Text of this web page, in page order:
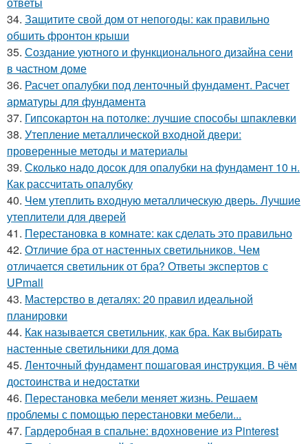
34. Защитите свой дом от непогоды: как правильно
обшить фронтон крыши
35. Создание уютного и функционального дизайна сени
в частном доме
36. Расчет опалубки под ленточный фундамент. Расчет
арматуры для фундамента
37. Гипсокартон на потолке: лучшие способы шпаклевки
38. Утепление металлической входной двери:
проверенные методы и материалы
39. Сколько надо досок для опалубки на фундамент 10 н.
Как рассчитать опалубку
40. Чем утеплить входную металлическую дверь. Лучшие
утеплители для дверей
41. Перестановка в комнате: как сделать это правильно
42. Отличие бра от настенных светильников. Чем
отличается светильник от бра? Ответы экспертов с
UPmall
43. Мастерство в деталях: 20 правил идеальной
планировки
44. Как называется светильник, как бра. Как выбирать
настенные светильники для дома
45. Ленточный фундамент пошаговая инструкция. В чём
достоинства и недостатки
46. Перестановка мебели меняет жизнь. Решаем
проблемы с помощью перестановки мебели...
47. Гардеробная в спальне: вдохновение из Pinterest